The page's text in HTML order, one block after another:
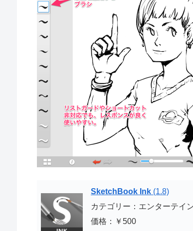
SketchBook Ink (1.8)
カテゴリー：エンターテイ
価格：￥500